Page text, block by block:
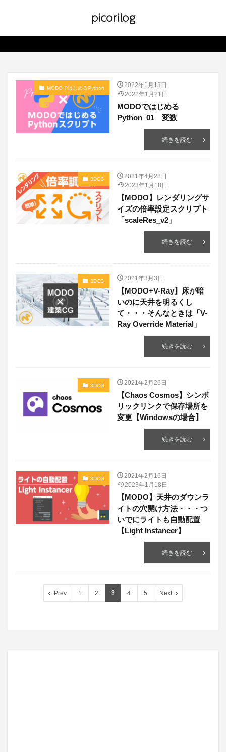
picorilog
MODOではじめるPython
2022年1月13日
2022年1月21日
MODOではじめる
Python_01 変数
続きを読む
3DCG
2021年4月28日
2023年1月18日
【MODO】レンダリングサ
イズの倍率設定スクリプト
「scaleRes_v2」
続きを読む
3DCG 2021年3月3日
【MODO+V-Ray】床が暗
いのに天井を明るくし
て・・・そんなときは「V-
Ray Override Material」
続きを読む
3DCG 2021年2月26日
【Chaos Cosmos】シンボ
リックリンクで保存場所を
変更【Windowsの場合】
続きを読む
3DCG
2021年2月16日
2023年1月18日
【MODO】天井のダウンラ
イトの穴開け方法・・・つ
いでにライトも自動配置
【Light Instancer】
続きを読む
Prev 1 2 3 4 5 Next